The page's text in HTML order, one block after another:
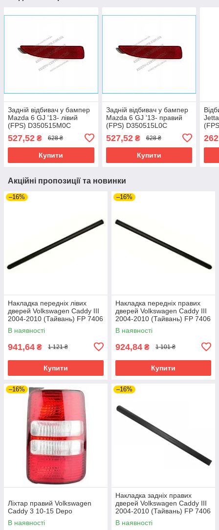
Задній відбивач у бампер
Mazda 6 GJ '13- лівий
(FPS) D350515M0C
527,52 ₴ 628 ₴
Купити
Задній відбивач у бампер
Mazda 6 GJ '13- правий
(FPS) D350515L0C
527,52₴ 628 ₴
Купити
Акційні пропозиції та новинки
–16%
Накладка передніх лівих
дверей Volkswagen Caddy III
2004-2010 (Тайвань) FP 7406
121
В наявності
941,64 ₴ 1 121 ₴
Купити
–16%
Накладка передніх правих
дверей Volkswagen Caddy III
2004-2010 (Тайвань) FP 7406
122
В наявності
924,84 ₴ 1 101 ₴
Купити
–16%
Ліхтар правий Volkswagen
Caddy 3 10-15 Depo
В наявності
–16%
Накладка задніх правих
дверей Volkswagen Caddy III
2004-2010 (Тайвань) FP 7406
124
В наявності